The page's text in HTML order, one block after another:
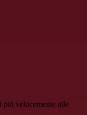
più velocemente alle